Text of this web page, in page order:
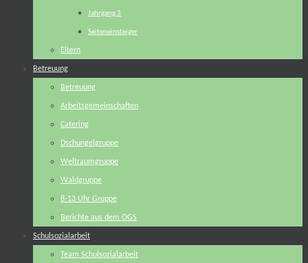
Jahrgang 3
Seiteneinsteiger
Eltern
Betreuung
Betreuung
Arbeitsgemeinschaften
Catering
Dschungelgruppe
Weltraumgruppe
Waldgruppe
8-13 Uhr Gruppe
Berichte aus dem OGS
Schulsozialarbeit
Team Schulsozialarbeit